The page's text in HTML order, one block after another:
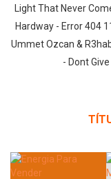
Light That Never
Hardway - Error 404
Ummet Ozcan &
- Dont